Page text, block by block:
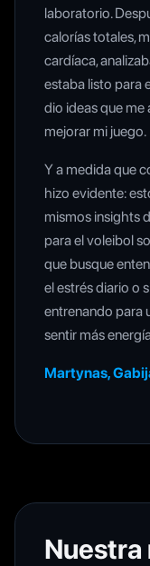
laboratorio.
calorías totales,
cardíaca,
estaba listo para
dio ideas que me
mejorar mi juego.
Y a medida que
hizo evidente:
mismos insights
para el voleibol
que busque
el estrés diario o
entrenando para
sentir más
Martynas,
Nuestra